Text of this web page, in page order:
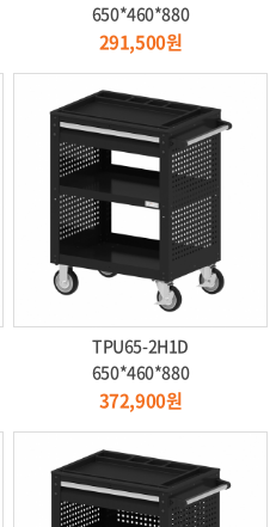
650*460*880
291,500원
TPU65-2H1D
650*460*880
372,900원